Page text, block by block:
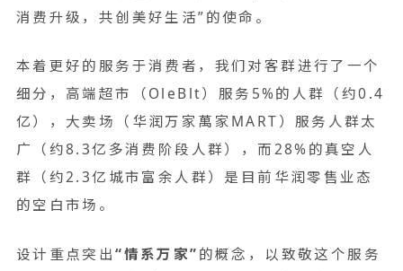
消费升级，共创美好生活”的使命。
本着更好的服务于消费者，我们对客群进行了一个
细分，高端超市（OleBlt）服务5%的人群（约0.4
亿），大卖场（华润万家萬家MART）服务人群太
广（约8.3亿多消费阶段人群），而28%的真空人
群（约2.3亿城市富余人群）是目前华润零售业态
的空白市场。
设计重点突出“情系万家”的概念，以致敬这个服务